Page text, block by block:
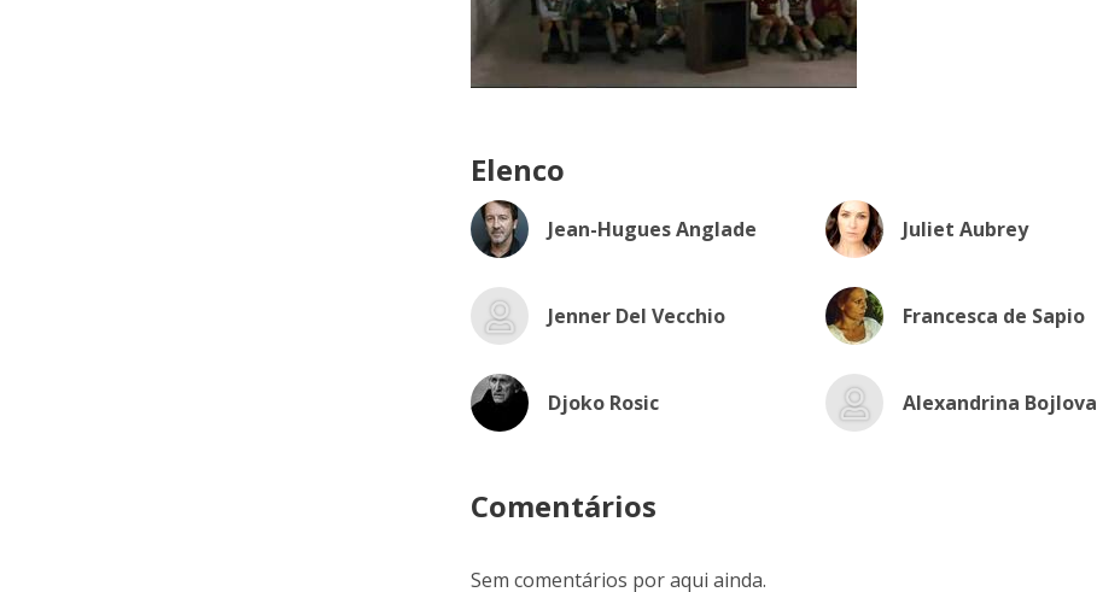
Elenco
Jean-Hugues Anglade Juliet Aubrey
Jenner Del Vecchio Francesca de Sapio
Djoko Rosic Alexandrina Bojlova
Comentários
Sem comentários por aqui ainda.